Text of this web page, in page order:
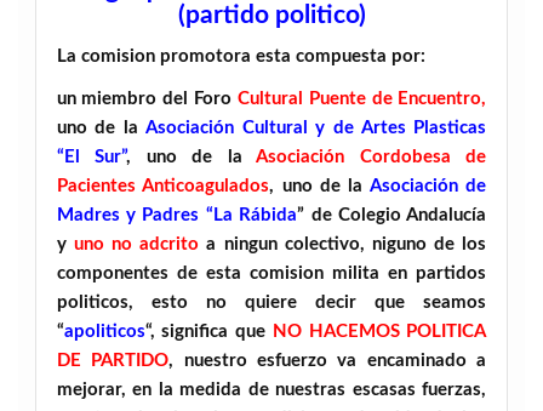
(partido politico)
La comision promotora esta compuesta por:
un miembro del Foro Cultural Puente de Encuentro,
uno de la Asociación Cultural y de Artes Plasticas
“El Sur”, uno de laAsociación Cordobesa de
Pacientes Anticoagulados, uno de la Asociación de
Madres y Padres “La Rábida” de Colegio Andalucía
y uno no adcritoa ningun colectivo, niguno de los
componentes de esta comision milita en partidos
politicos, esto no quiere decir que seamos
“apoliticos“, significa que NO HACEMOS POLITICA
DE PARTIDO, nuestro esfuerzo va encaminado a
mejorar, en la medida de nuestras escasas fuerzas,